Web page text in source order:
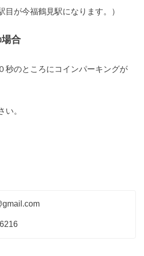
目が今福鶴見駅になります。）
場合
秒のところにコインパーキングが
い。